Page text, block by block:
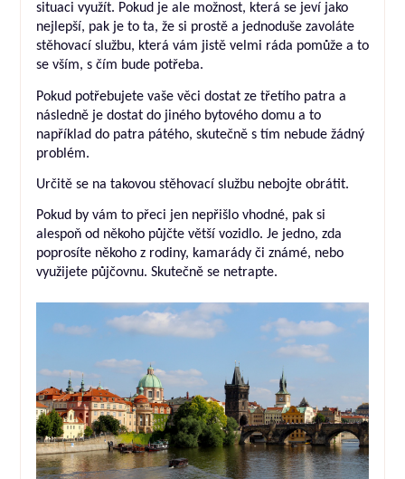
situaci využít. Pokud je ale možnost, která se jeví jako
nejlepší, pak je to ta, že si prostě a jednoduše zavoláte
stěhovací službu, která vám jistě velmi ráda pomůže a to
se vším, s čím bude potřeba.
Pokud potřebujete vaše věci dostat ze třetího patra a
následně je dostat do jiného bytového domu a to
například do patra pátého, skutečně s tím nebude žádný
problém.
Určitě se na takovou stěhovací službu nebojte obrátit.
Pokud by vám to přeci jen nepřišlo vhodné, pak si
alespoň od někoho půjčte větší vozidlo. Je jedno, zda
poprosíte někoho z rodiny, kamarády či známé, nebo
využijete půjčovnu. Skutečně se netrapte.